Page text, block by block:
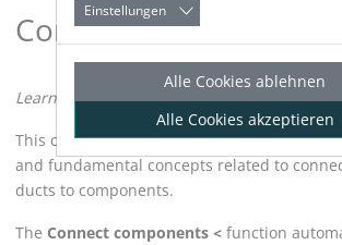
Connecting Pipes and
Learn how to connect pipes and ducts to
This chapter provides information about
and fundamental concepts related to
ducts to components.
The Connect components < function
Einstellungen
Alle Cookies ablehnen
Alle Cookies akzeptieren